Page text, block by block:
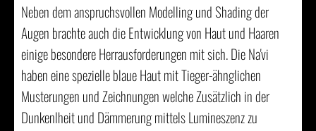
Neben dem anspruchsvollen Modelling und Shading der
Augen brachte auch die Entwicklung von Haut und Haaren
einige besondere Herrausforderungen mit sich. Die Na'vi
haben eine spezielle blaue Haut mit Tieger-ähnglichen
Musterungen und Zeichnungen welche Zusätzlich in der
Dunkenlheit und Dämmerung mittels Lumineszenz zu